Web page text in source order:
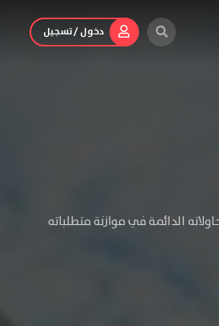
دخول / تسجيل
الدائمة في موازنة متطلباته